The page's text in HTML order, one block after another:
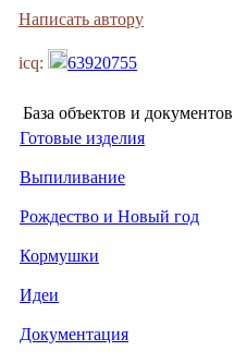
Написать автору
icq: 63920755
База объектов и документов
Готовые изделия
Выпиливание
Рождество и Новый год
Кормушки
Идеи
Документация